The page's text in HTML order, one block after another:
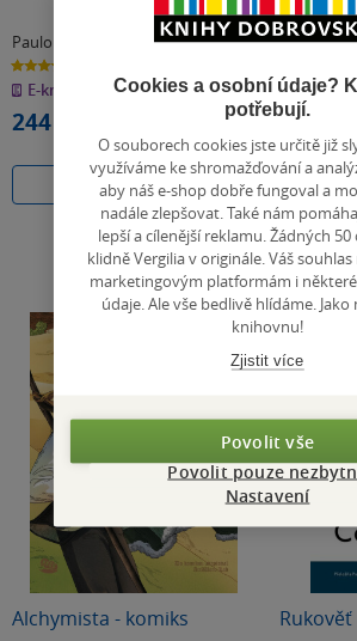
Paulo Coelho
4.4
z
5
hvězdiček
E-kniha
244 Kč
Koupit
Paulo
z
5
hvězdiček
měkká
311 Kč
Běžně348
Alchymista - komiks
Cookies a osobní údaje?
potřebují.
O souborech cookies jste určitě již
využíváme ke shromažďování a
aby náš e-shop dobře fungoval a
nadále zlepšovat. Také nám
lepší a cílenější reklamu. Žádných
klidně Vergilia v originále. Váš
marketingovým platformám i
údaje. Ale vše bedlivě hlídáme.
knihovnu!
Zjistit více
Povolit vše
Povolit pouze
Nastavení